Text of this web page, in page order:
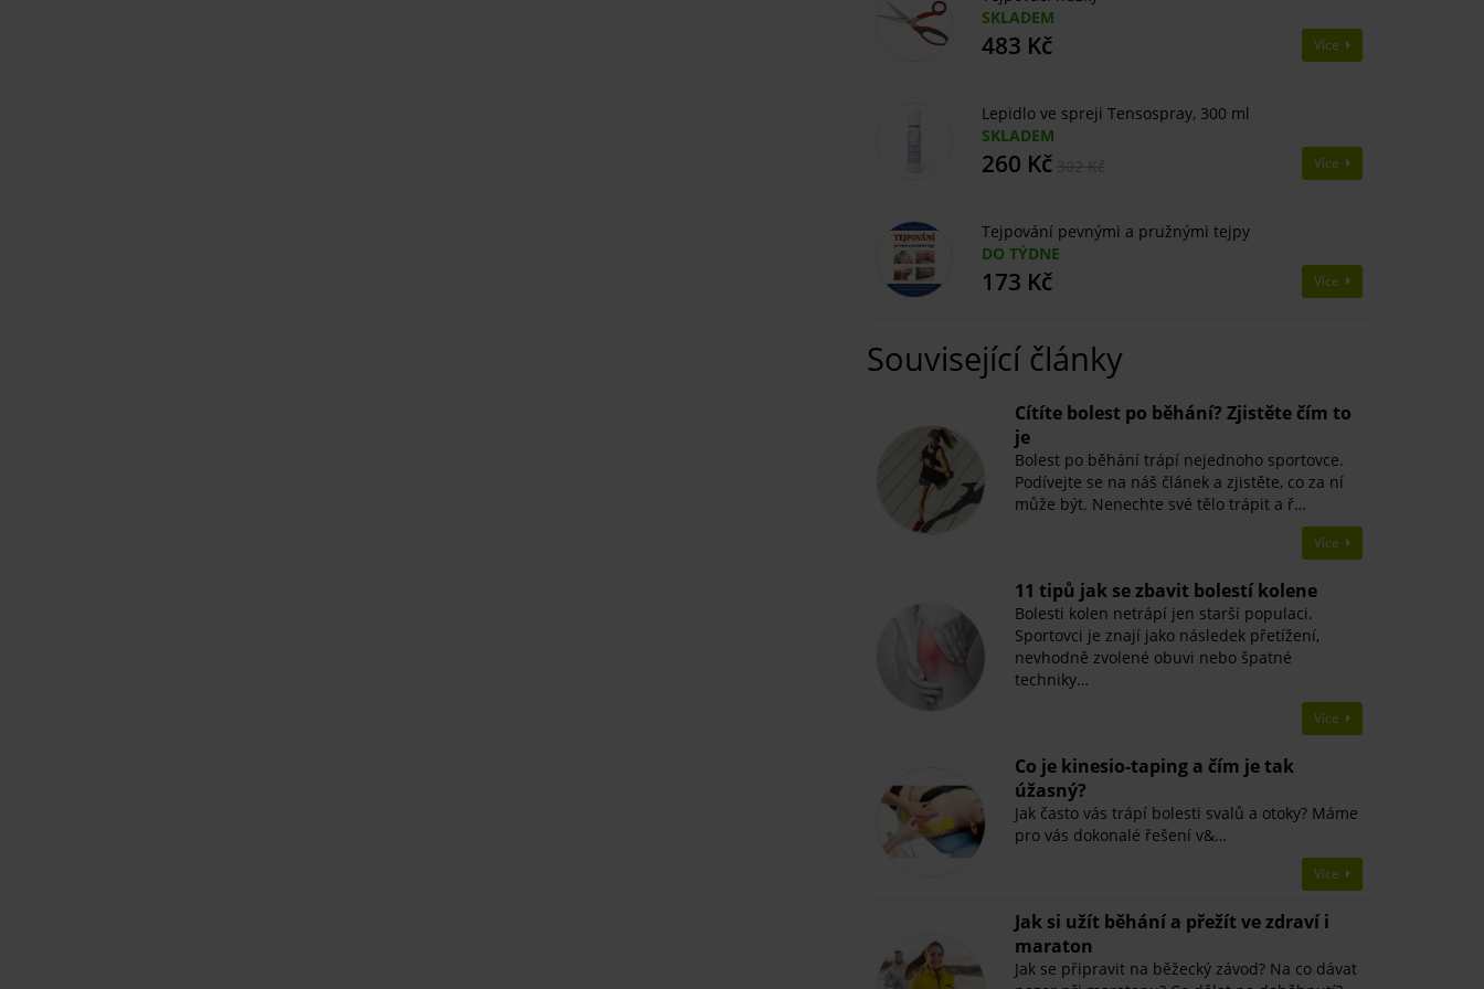
SKLADEM
483 Kč Více
Lepidlo ve spreji Tensospray, 300 ml
SKLADEM
260 Kč Více
Tejpování pevnými a pružnými tejpy
DO TÝDNE
173 Kč Více
Související články
​Cítíte bolest po běhání? Zjistěte čím to
je
Bolest po běhání trápí nejednoho sportovce.
Podívejte se na náš článek a zjistěte, co za ní
může být. Nenechte své tělo trápit a ř…
Více
11 tipů jak se zbavit bolestí kolene
Bolesti kolen netrápí jen starší populaci.
Sportovci je znají jako následek přetížení,
nevhodně zvolené obuvi nebo špatné
techniky…
Více
Co je kinesio-taping a čím je tak
úžasný?
Jak často vás trápí bolesti svalů a otoky? Máme
pro vás dokonalé řešení v&…
Více
Jak si užít běhání a přežít ve zdraví i
maraton
Jak se připravit na běžecký závod? Na co dávat